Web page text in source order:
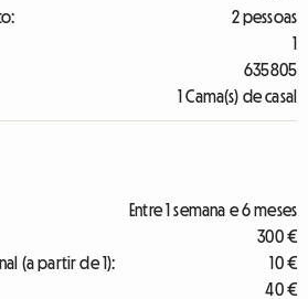
2 pessoas
1
635805
1 Cama(s) de casal
Entre 1 semana e 6 meses
300 €
(a partir de 1):
10 €
40 €